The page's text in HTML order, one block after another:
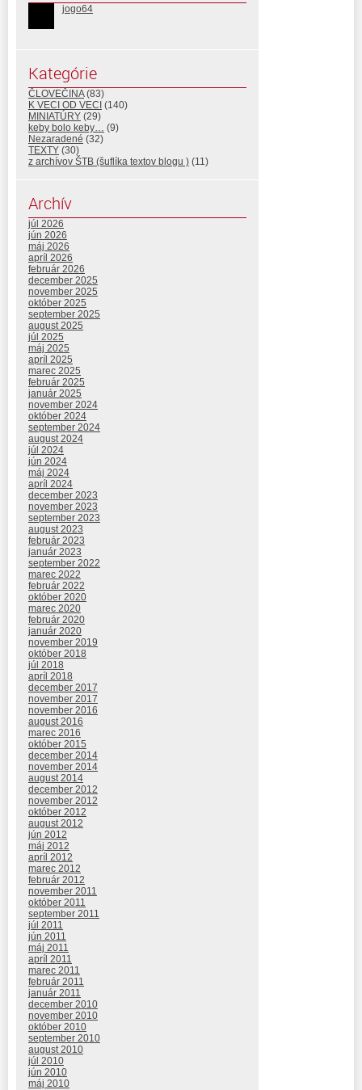
jogo64
Kategórie
ČLOVEČINA(83)
K VECI OD VECI (140)
MINIATÚRY (29)
keby bolo keby…
(9)
Nezaradené (32)
TEXTY (30)
z archívov ŠTB (šuflíka textov blogu ) (11)
Archív
júl 2026
jún 2026
máj 2026
apríl 2026
február 2026
december 2025
november 2025
október 2025
september 2025
august 2025
júl 2025
máj 2025
apríl 2025
marec 2025
február 2025
január 2025
november 2024
október 2024
september 2024
august 2024
júl 2024
jún 2024
máj 2024
apríl 2024
december 2023
november 2023
september 2023
august 2023
február 2023
január 2023
september 2022
marec 2022
február 2022
október 2020
marec 2020
február 2020
január 2020
november 2019
október 2018
júl 2018
apríl 2018
december 2017
november 2017
november 2016
august 2016
marec 2016
október 2015
december 2014
november 2014
august 2014
december 2012
november 2012
október 2012
august 2012
jún 2012
máj 2012
apríl 2012
marec 2012
február 2012
november 2011
október 2011
september 2011
júl 2011
jún 2011
máj 2011
apríl 2011
marec 2011
február 2011
január 2011
december 2010
november 2010
október 2010
september 2010
august 2010
júl 2010
jún 2010
máj 2010